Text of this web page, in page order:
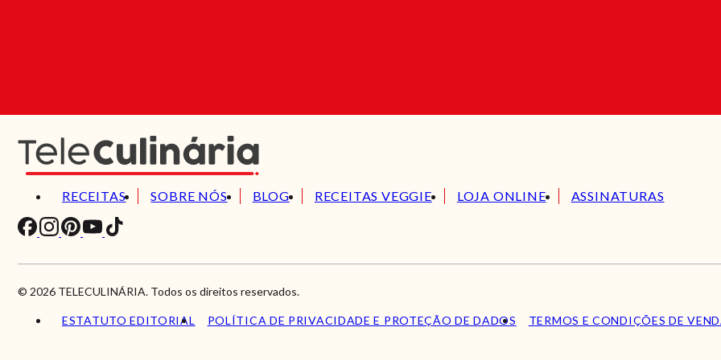
RECEITAS SOBRE NÓS BLOG RECEITAS VEGGIE LOJA ONLINE ASSINATURAS
© 2026 TELECULINÁRIA. Todos os direitos reservados.
ESTATUTO EDITORIAL POLÍTICA DE PRIVACIDADE E PROTEÇÃO DE DADOS TERMOS E CONDIÇÕES DE